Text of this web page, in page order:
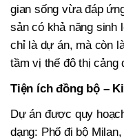
gian sống vừa đáp
sản có khả năng sinh
chỉ là dự án, mà còn
tầm vị thế đô thị cảng
Tiện ích đồng bộ –
Dự án được quy
dạng: Phố đi bộ